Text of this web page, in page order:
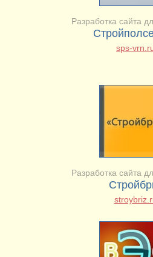
Разработка сайта
sps-
Разработка сайта